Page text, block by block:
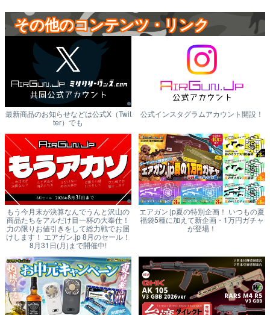
その他のコンテンツ・リンク
最新商品のお知らせなどは公式X（Twit
ter）でも
公式インスタグラムアカウント開設！
もう今月末が決算なんでうんと沢山の
商品たちをアルだけ目一杯の大奉仕！
力の限りお値引きをして総力戦でお届
けします！ エアガン.jp 8月のセール！
8月31日(月)まで開催中!
エアガン.jp夏の特別企画！ いつもの夏
福袋5種に加えて新企画・1万円ガチャ
が登場！